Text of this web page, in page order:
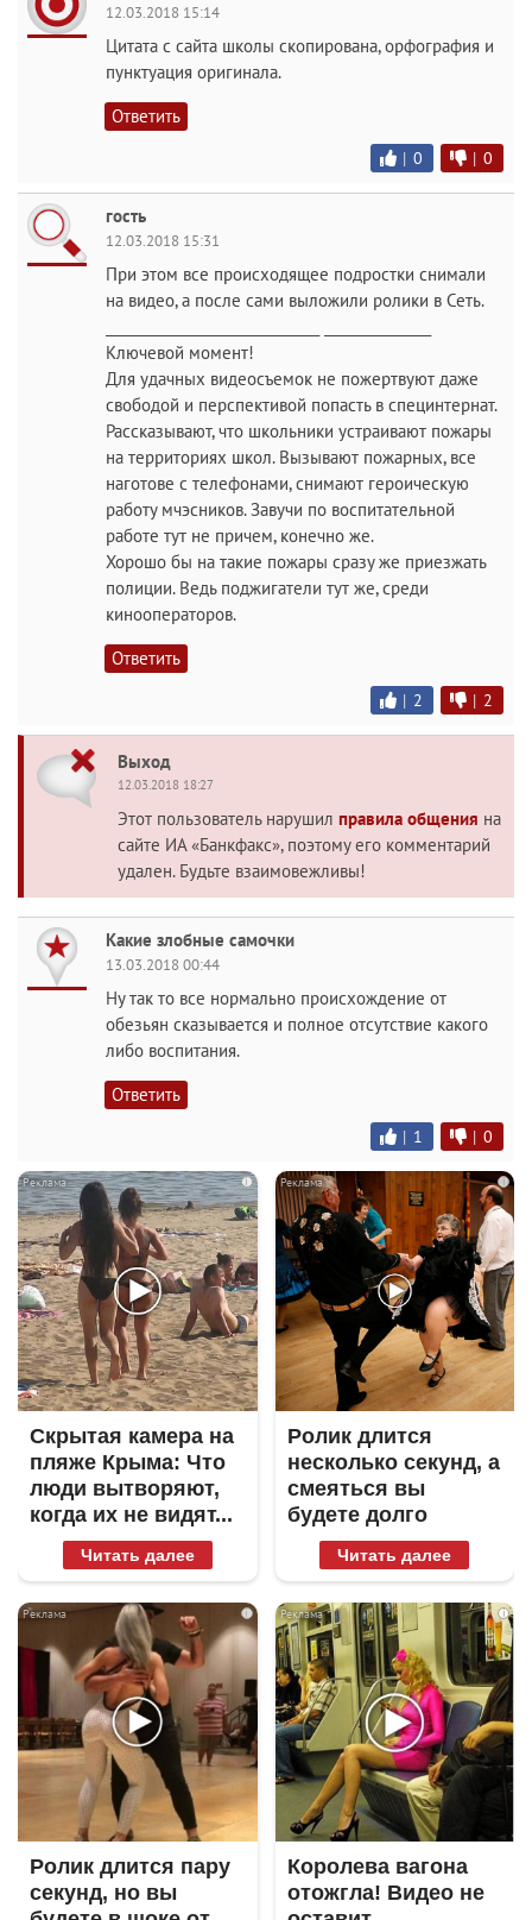
12.03.2018 15:14
Цитата с сайта школы скопирована, орфография и
пунктуация оригинала.
Ответить
| 0 | 0
гость
12.03.2018 15:31
При этом все происходящее подростки снимали
на видео, а после сами выложили ролики в Сеть.
Ключевой момент!
Для удачных видеосъемок не пожертвуют даже
свободой и перспективой попасть в специнтернат.
Рассказывают, что школьники устраивают пожары
на территориях школ. Вызывают пожарных, все
наготове с телефонами, снимают героическую
работу мчэсников. Завучи по воспитательной
работе тут не причем, конечно же.
Хорошо бы на такие пожары сразу же приезжать
полиции. Ведь поджигатели тут же, среди
кинооператоров.
Ответить
| 2 | 2
Выход
12.03.2018 18:27
Этот пользователь нарушил правила общения на
сайте ИА «Банкфакс», поэтому его комментарий
удален. Будьте взаимовежливы!
Какие злобные самочки
13.03.2018 00:44
Ну так то все нормально происхождение от
обезьян сказывается и полное отсутствие какого
либо воспитания.
Ответить
| 1 | 0
i
Скрытая камера на
пляже Крыма: Что
люди вытворяют,
когда их не видят...
Читать далее
i
Ролик длится
несколько секунд, а
смеяться вы
будете долго
Читать далее
i
Ролик длится пару
секунд, но вы
i
Королева вагона
отожгла! Видео не